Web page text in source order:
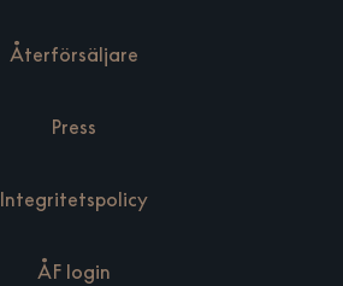
Återförsäljare
Press
Integritetspolicy
ÅF login